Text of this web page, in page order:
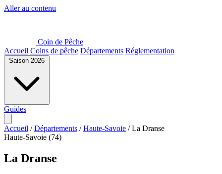
Aller au contenu
Coin de Pêche
Accueil Coins de pêche Départements Réglementation
Saison 2026
Guides
Accueil / Départements / Haute-Savoie / La Dranse
Haute-Savoie (74)
La Dranse